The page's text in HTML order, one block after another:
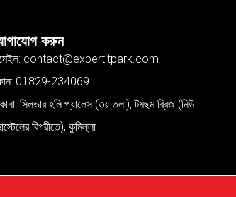
করুন
contact@expertitpark.com
01829-234069
সিলভার হলি প্যালেস (৩য় তলা), টমছম ব্রিজ (নিউ
বিপরীতে), কুমিল্লা